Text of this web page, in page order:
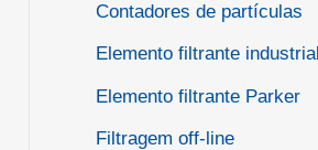
Contadores de partículas
Elemento filtrante industrial
Elemento filtrante Parker
Filtragem off-line